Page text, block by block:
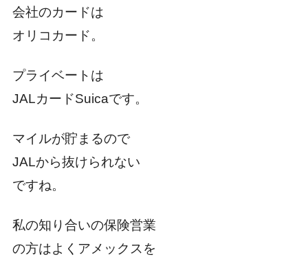
会社のカードは
オリコカード。
プライベートは
JALカードSuicaです。
マイルが貯まるので
JALから抜けられない
ですね。
私の知り合いの保険営業
の方はよくアメックスを